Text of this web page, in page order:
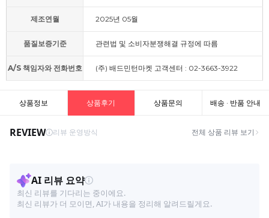
제조연월 2025년 05월
품질보증기준 관련법 및 소비자분쟁해결 규정에 따름
A/S 책임자와 전화번호 (주) 배드민턴마켓 고객센터 : 02-3663-3922
상품정보 상품후기 상품문의 배송 · 반품 안내